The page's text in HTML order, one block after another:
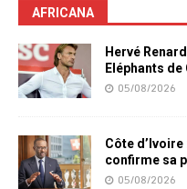
AFRICANA
Hervé
Eléphants
05/08/2026
Côte
confirme sa
05/08/2026